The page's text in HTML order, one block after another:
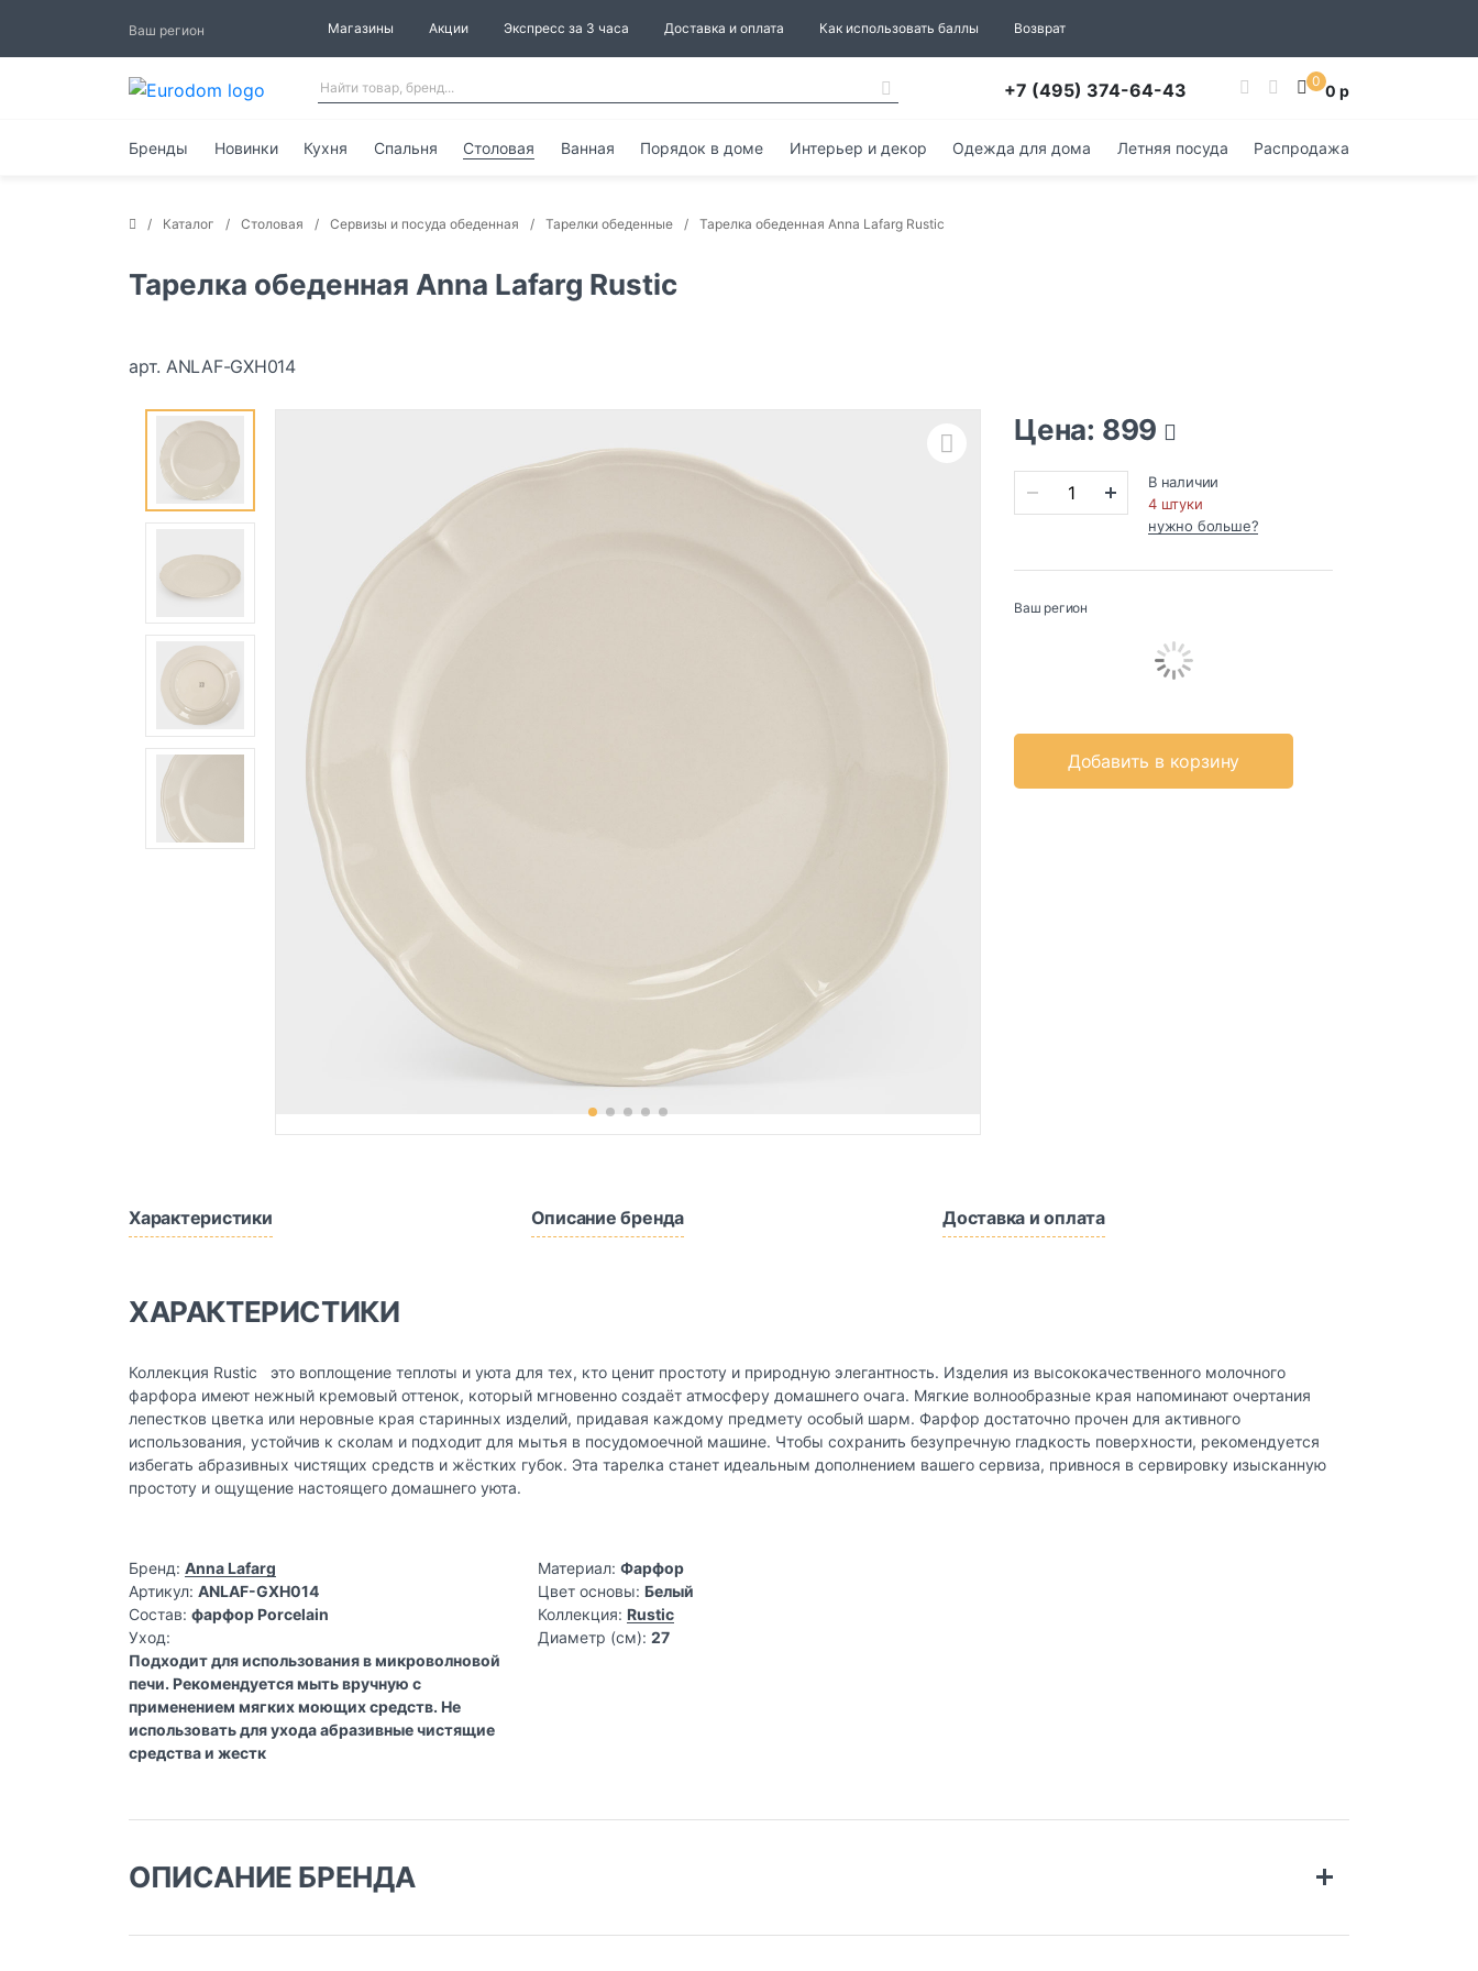
Ваш регион Магазины Акции Экспресс за 3 часа Доставка и оплата Как использовать баллы Возврат
+7 (495) 374-64-43 0 0 р
Бренды Новинки Кухня Спальня Столовая Ванная Порядок в доме Интерьер и декор Одежда для дома Летняя посуда Распродажа
Каталог Столовая Сервизы и посуда обеденная Тарелки обеденные Тарелка обеденная Anna Lafarg Rustic
Тарелка обеденная Anna Lafarg Rustic
арт. ANLAF-GXH014
Цена: 899
В наличии
4 штуки
нужно больше?
Ваш регион
Добавить в корзину
Характеристики Описание бренда Доставка и оплата
ХАРАКТЕРИСТИКИ
Коллекция Rustic это воплощение теплоты и уюта для тех, кто ценит простоту и природную элегантность. Изделия из высококачественного молочного
фарфора имеют нежный кремовый оттенок, который мгновенно создаёт атмосферу домашнего очага. Мягкие волнообразные края напоминают очертания
лепестков цветка или неровные края старинных изделий, придавая каждому предмету особый шарм. Фарфор достаточно прочен для активного
использования, устойчив к сколам и подходит для мытья в посудомоечной машине. Чтобы сохранить безупречную гладкость поверхности, рекомендуется
избегать абразивных чистящих средств и жёстких губок. Эта тарелка станет идеальным дополнением вашего сервиза, привнося в сервировку изысканную
простоту и ощущение настоящего домашнего уюта.
Бренд: Anna Lafarg
Артикул: ANLAF-GXH014
Состав: фарфор Porcelain
Уход:
Подходит для использования в микроволновой
печи. Рекомендуется мыть вручную с
применением мягких моющих средств. Не
использовать для ухода абразивные чистящие
средства и жестк
Материал: Фарфор
Цвет основы: Белый
Коллекция: Rustic
Диаметр (см): 27
ОПИСАНИЕ БРЕНДА